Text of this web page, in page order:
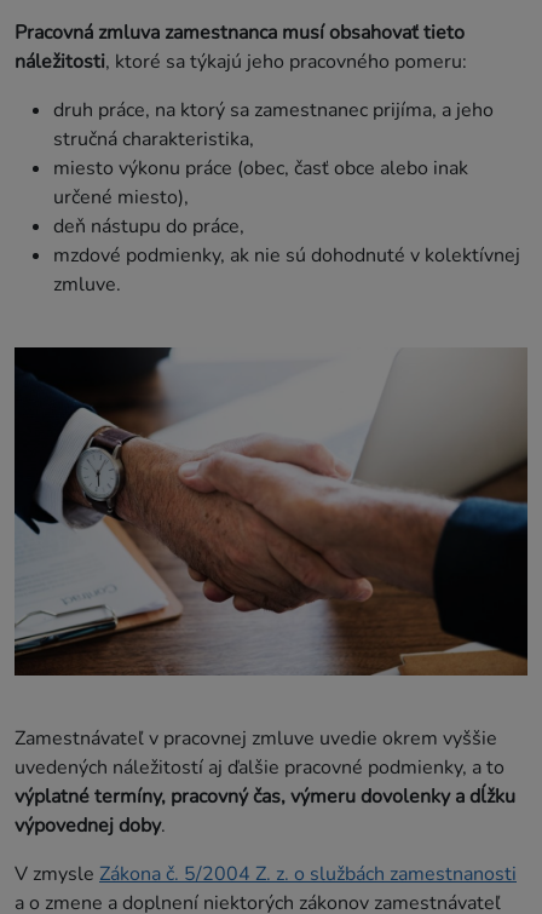
Pracovná zmluva zamestnanca musí obsahovať tieto
náležitosti, ktoré sa týkajú jeho pracovného pomeru:
druh práce, na ktorý sa zamestnanec prijíma, a jeho
stručná charakteristika,
miesto výkonu práce (obec, časť obce alebo inak
určené miesto),
deň nástupu do práce,
mzdové podmienky, ak nie sú dohodnuté v kolektívnej
zmluve.
Zamestnávateľ v pracovnej zmluve uvedie okrem vyššie
uvedených náležitostí aj ďalšie pracovné podmienky, a to
výplatné termíny, pracovný čas, výmeru dovolenky a dĺžku
výpovednej doby.
V zmysle Zákona č. 5/2004 Z. z. o službách zamestnanosti
a o zmene a doplnení niektorých zákonov zamestnávateľ